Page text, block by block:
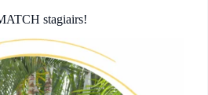
stagiairs!